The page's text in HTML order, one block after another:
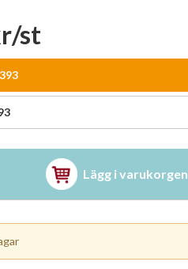
st
Lägg i varukorgen